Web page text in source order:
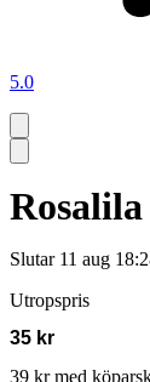
5.0
Slutar 11 aug
Utropspris
35 kr
39 kr med